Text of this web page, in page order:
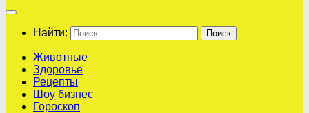
Найти:
Животные
Здоровье
Рецепты
Шоу бизнес
Гороскоп